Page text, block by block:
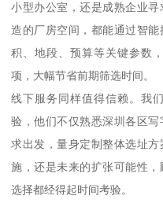
小型办公室，还是成熟企业
造的厂房空间，都能通过智
积、地段、预算等关键参数
项，大幅节省前期筛选时间。
线下服务同样值得信赖。我
验，他们不仅熟悉深圳各区
求出发，量身定制整体选址
施，还是未来的扩张可能性
选择都经得起时间考验。